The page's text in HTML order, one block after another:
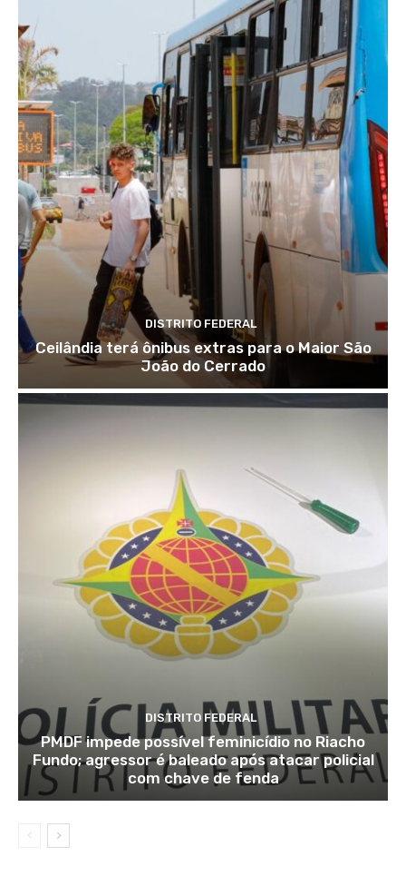
DISTRITO FEDERAL
Ceilândia terá ônibus extras para o Maior São
João do Cerrado
DISTRITO FEDERAL
PMDF impede possível feminicídio no Riacho
Fundo; agressor é baleado após atacar policial
com chave de fenda